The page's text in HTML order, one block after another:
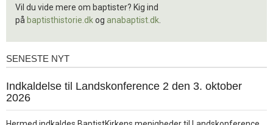
Vil du vide mere om baptister? Kig ind
på baptisthistorie.dkog anabaptist.dk
Seneste
SENESTE NYT
1.
jul.
Indkaldelse til Landskonference 2 den 3. oktober
2026